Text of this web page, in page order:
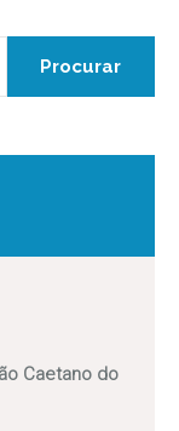
Caetano do